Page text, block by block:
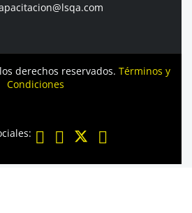
derechos reservados. Términos y
Condiciones